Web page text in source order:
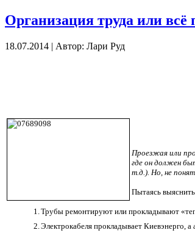
Организация труда или всё
18.07.2014 | Автор: Лари Руд
Проезжая или
где он должен
т.д.). Но, не
Пытаясь
1. Трубы ремонтируют или прокладывают
2. Электрокабеля прокладывает Киевэнерго,